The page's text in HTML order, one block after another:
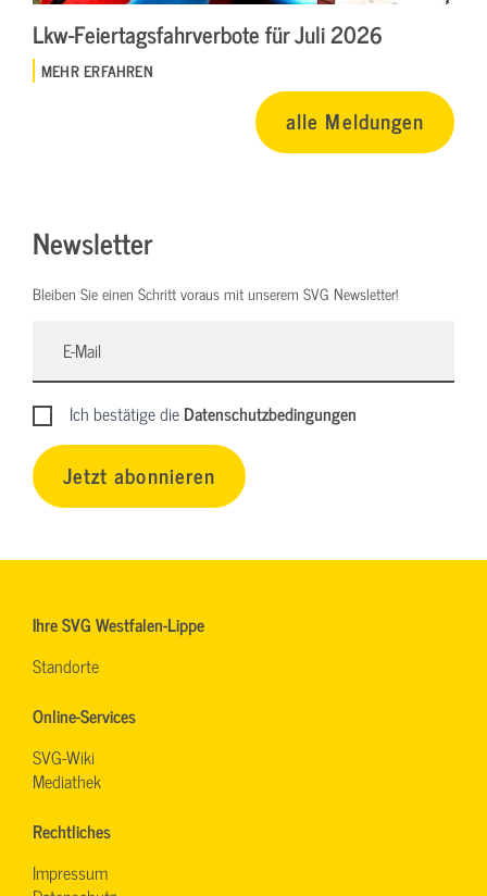
Lkw-Feiertagsfahrverbote für Juli 2026
MEHR ERFAHREN
alle Meldungen
Newsletter
Bleiben Sie einen Schritt voraus mit unserem SVG Newsletter!
Ich bestätige dieDatenschutzbedingungen
Jetzt abonnieren
Ihre SVG Westfalen-Lippe
Standorte
Online-Services
SVG-Wiki
Mediathek
Rechtliches
Impressum